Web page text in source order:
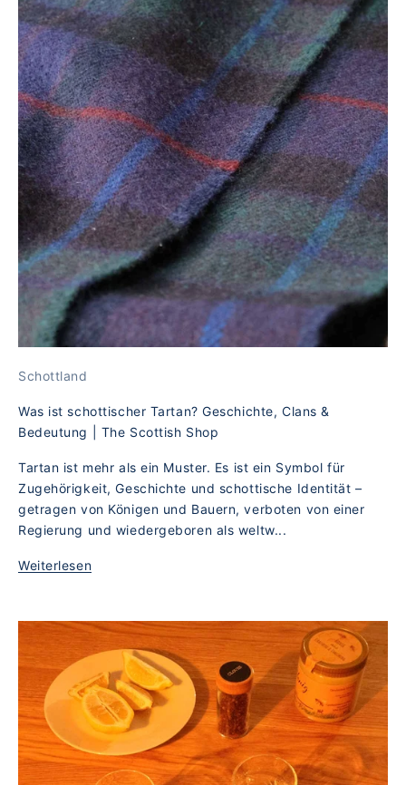
Schottland
Was ist schottischer Tartan? Geschichte, Clans &
Bedeutung | The Scottish Shop
Tartan ist mehr als ein Muster. Es ist ein Symbol für
Zugehörigkeit, Geschichte und schottische Identität –
getragen von Königen und Bauern, verboten von einer
Regierung und wiedergeboren als weltw...
Weiterlesen